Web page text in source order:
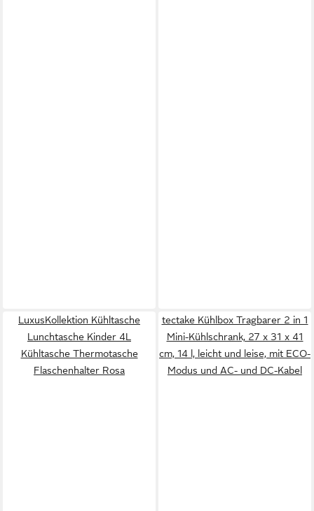
LuxusKollektion Kühltasche
Lunchtasche Kinder 4L
Kühltasche Thermotasche
Flaschenhalter Rosa
tectake Kühlbox Tragbarer 2 in 1
Mini-Kühlschrank, 27 x 31 x 41
cm, 14 l, leicht und leise, mit ECO-
Modus und AC- und DC-Kabel